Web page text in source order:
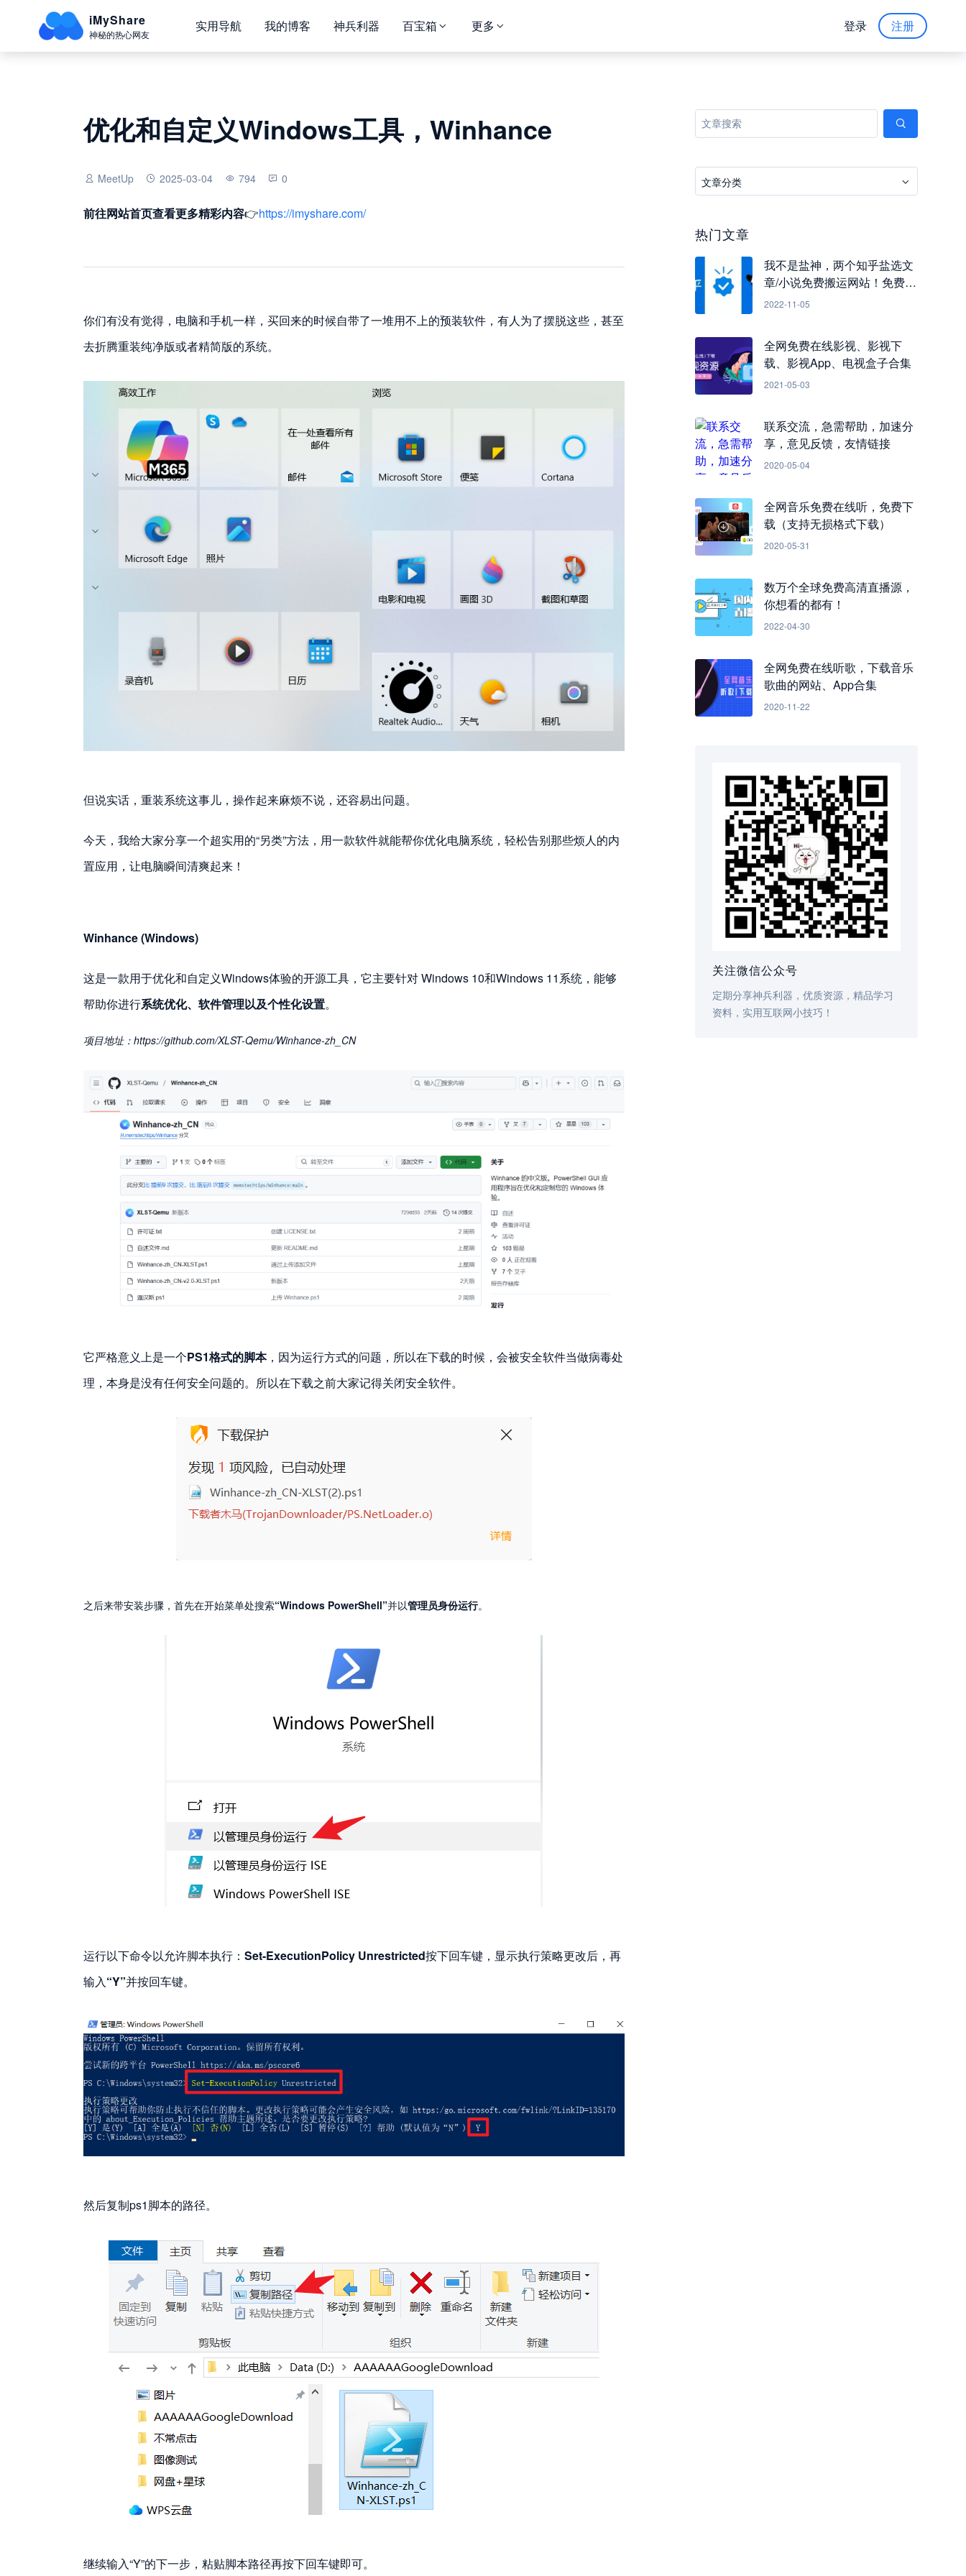
iMyShare
神秘的热心网友
实用导航 我的博客 神兵利器 百宝箱 更多 注册
登录
文章分类
热门文章
我不是盐神，两个知乎盐选文
章/小说免费搬运网站！免费看
知乎小说
2022-11-05
全网免费在线影视、影视下
载、影视App、电视盒子合集
2021-05-03
联系交流，急需帮助，加速分
享，意见反馈，友情链接
2020-05-04
全网音乐免费在线听，免费下
载（支持无损格式下载）
2020-05-31
数万个全球免费高清直播源，
你想看的都有！
2022-04-30
全网免费在线听歌，下载音乐
歌曲的网站、App合集
2020-11-22
关注微信公众号
定期分享神兵利器，优质资源，精品学习
资料，实用互联网小技巧！
优化和自定义Windows工具，Winhance
MeetUp 2025-03-04 794 0
前往网站首页查看更多精彩内容👉https://imyshare.com/
你们有没有觉得，电脑和手机一样，买回来的时候自带了一堆用不上的预装软件，有人为了摆脱这些，甚至
去折腾重装纯净版或者精简版的系统。
但说实话，重装系统这事儿，操作起来麻烦不说，还容易出问题。
今天，我给大家分享一个超实用的“另类”方法，用一款软件就能帮你优化电脑系统，轻松告别那些烦人的内
置应用，让电脑瞬间清爽起来！
Winhance (Windows)
这是一款用于优化和自定义Windows体验的开源工具，它主要针对 Windows 10和Windows 11系统，能够
帮助你进行系统优化、软件管理以及个性化设置。
项目地址：https://github.com/XLST-Qemu/Winhance-zh_CN
它严格意义上是一个PS1格式的脚本，因为运行方式的问题，所以在下载的时候，会被安全软件当做病毒处
理，本身是没有任何安全问题的。所以在下载之前大家记得关闭安全软件。
之后来带安装步骤，首先在开始菜单处搜索“Windows PowerShell”并以管理员身份运行。
运行以下命令以允许脚本执行： Set-ExecutionPolicy Unrestricted按下回车键，显示执行策略更改后，再
输入“Y”并按回车键。
然后复制ps1脚本的路径。
继续输入“Y”的下一步，粘贴脚本路径再按下回车键即可。